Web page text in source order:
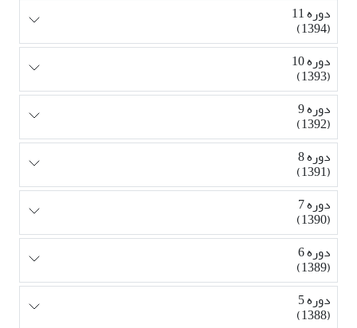
دوره 11
(1394)
دوره 10
(1393)
دوره 9
(1392)
دوره 8
(1391)
دوره 7
(1390)
دوره 6
(1389)
دوره 5
(1388)